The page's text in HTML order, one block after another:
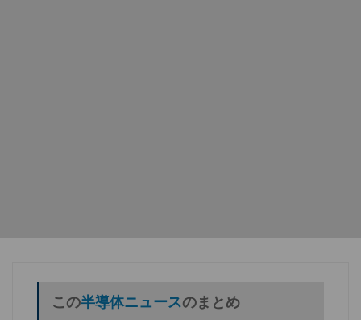
この半導体ニュースのまとめ